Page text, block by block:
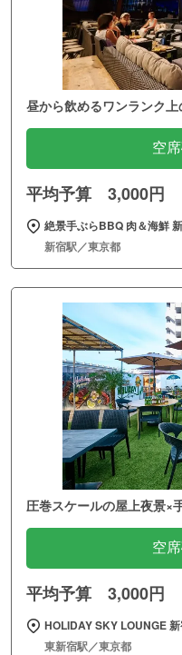
昼から飲めるワンランク
空
平均予算 3,000円
絶景手ぶらBBQ 肉＆海鮮
新宿駅／東京都
圧巻スケールの屋上夜景×
空
平均予算 3,000円
HOLIDAY SKY LOUNGE
東新宿駅／東京都